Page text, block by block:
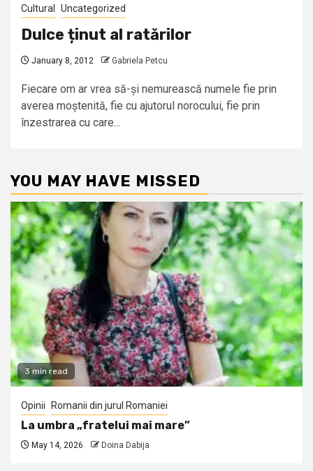
Cultural Uncategorized
Dulce ținut al ratărilor
January 8, 2012 Gabriela Petcu
Fiecare om ar vrea să-și nemurească numele fie prin
averea moștenită, fie cu ajutorul norocului, fie prin
înzestrarea cu care...
YOU MAY HAVE MISSED
3 min read
Opinii Romanii din jurul Romaniei
La umbra „fratelui mai mare”
May 14, 2026 Doina Dabija